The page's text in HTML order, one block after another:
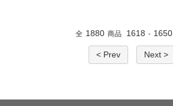
全 1880 商品 1618 - 1650
< Prev Next >